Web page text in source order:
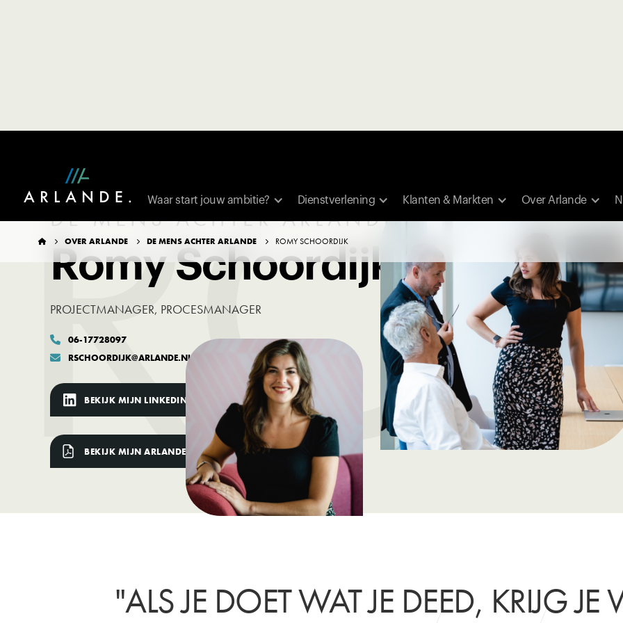
Waar start jouw ambitie? Dienstverlening Klanten & Markten Over Arlande
  OVER ARLANDE  DE MENS ACHTER ARLANDE  ROMY SCHOORDIJK
DE MENS ACHTER ARLANDE
Romy Schoordijk
PROJECTMANAGER, PROCESMANAGER
 06-17728097
 RSCHOORDIJK@ARLANDE.NL
BEKIJK MIJN LINKEDIN PROFIEL
BEKIJK MIJN ARLANDE CV
"ALS JE DOET WAT JE DEED, KRIJG JE